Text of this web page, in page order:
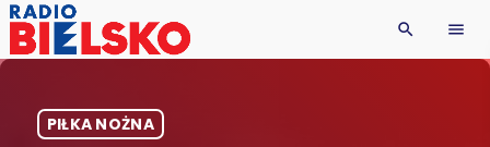
search menu
PIŁKA NOŻNA